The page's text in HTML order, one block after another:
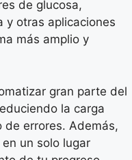
de glucosa,
y otras aplicaciones
más amplio y
gran parte del
la carga
de errores. Además,
un solo lugar